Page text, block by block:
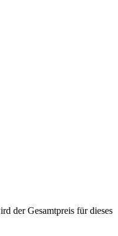
der Gesamtpreis für dieses